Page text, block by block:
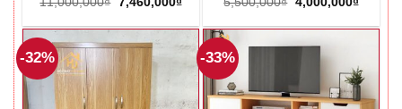
là:
11,000,000₫.
tại
7,460,000₫.
là:
tại
-32% -33%